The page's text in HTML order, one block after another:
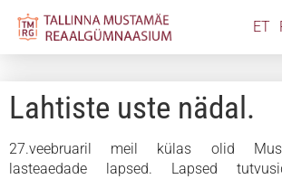
ET
Lahtiste uste nädal.
27.veebruaril meil külas olid
lasteaedade lapsed. Lapsed